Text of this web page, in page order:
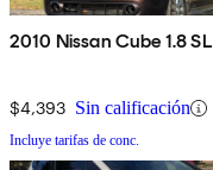
2010 Nissan Cube 1.8 SL
$4,393 Sin calificación
Incluye tarifas de conc.